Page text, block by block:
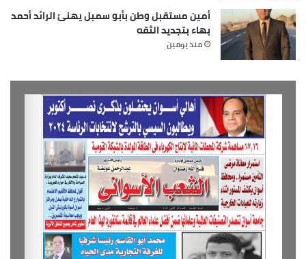
أمين مستقبل وطن بأبو سمبل يهنئ الرائد أحمد
بهاء بتجديد الثقه
منذ يومين